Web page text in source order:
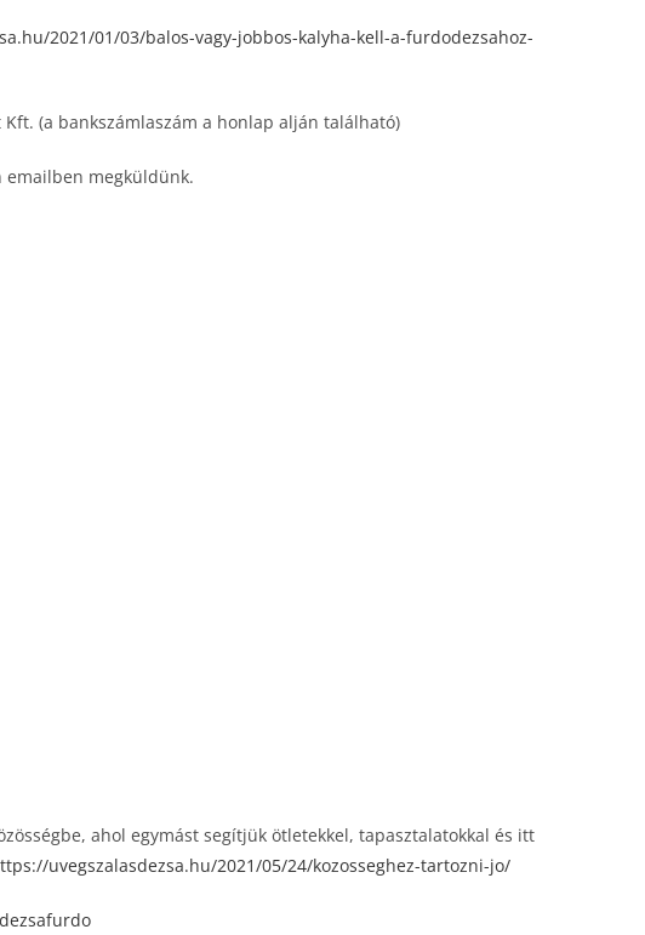
2021/01/03/balos-vagy-jobbos-kalyha-kell-a-furdodezsahoz-
(a bankszámlaszám a honlap alján található)
emailben megküldünk.
ahol egymást segítjük ötletekkel, tapasztalatokkal és itt
uvegszalasdezsa.hu/2021/05/24/kozosseghez-tartozni-jo/